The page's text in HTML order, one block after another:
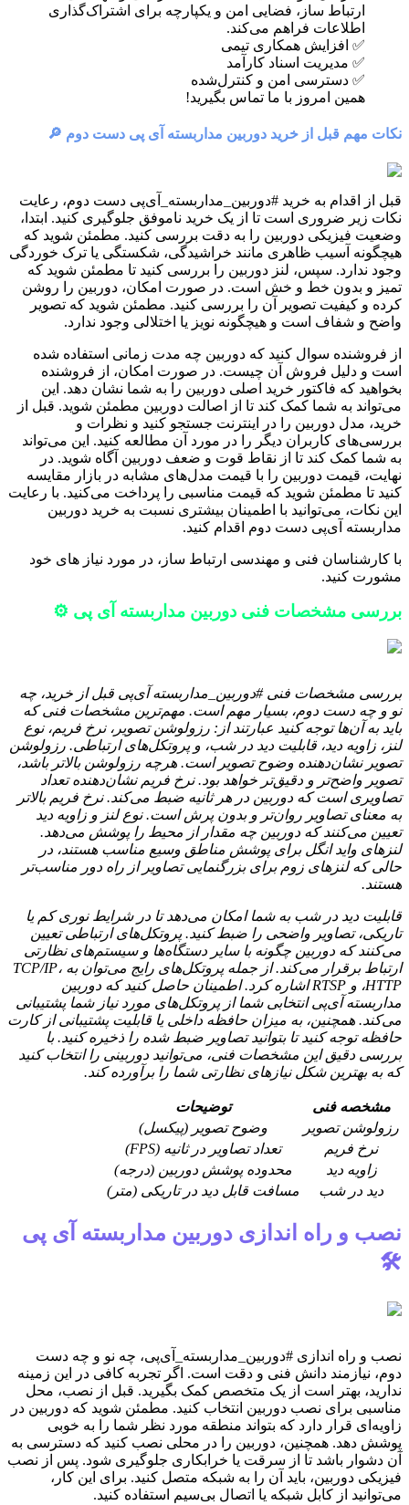
ارتباط ساز، فضایی امن و یکپارچه برای اشتراک‌گذاری
اطلاعات فراهم می‌کند.
✅ افزایش همکاری تیمی
✅ مدیریت اسناد کارآمد
✅ دسترسی امن و کنترل‌شده
همین امروز با ما تماس بگیرید!
نکات مهم قبل از خرید دوربین مداربسته آی پی دست دوم 🔎
قبل از اقدام به خرید #دوربین_مداربسته_آی‌پی دست دوم، رعایت
نکات زیر ضروری است تا از یک خرید ناموفق جلوگیری کنید. ابتدا،
وضعیت فیزیکی دوربین را به دقت بررسی کنید. مطمئن شوید که
هیچگونه آسیب ظاهری مانند خراشیدگی، شکستگی یا ترک خوردگی
وجود ندارد. سپس، لنز دوربین را بررسی کنید تا مطمئن شوید که
تمیز و بدون خط و خش است. در صورت امکان، دوربین را روشن
کرده و کیفیت تصویر آن را بررسی کنید. مطمئن شوید که تصویر
واضح و شفاف است و هیچگونه نویز یا اختلالی وجود ندارد.
از فروشنده سوال کنید که دوربین چه مدت زمانی استفاده شده
است و دلیل فروش آن چیست. در صورت امکان، از فروشنده
بخواهید که فاکتور خرید اصلی دوربین را به شما نشان دهد. این
می‌تواند به شما کمک کند تا از اصالت دوربین مطمئن شوید. قبل از
خرید، مدل دوربین را در اینترنت جستجو کنید و نظرات و
بررسی‌های کاربران دیگر را در مورد آن مطالعه کنید. این می‌تواند
به شما کمک کند تا از نقاط قوت و ضعف دوربین آگاه شوید. در
نهایت، قیمت دوربین را با قیمت مدل‌های مشابه در بازار مقایسه
کنید تا مطمئن شوید که قیمت مناسبی را پرداخت می‌کنید. با رعایت
این نکات، می‌توانید با اطمینان بیشتری نسبت به خرید دوربین
مداربسته آی‌پی دست دوم اقدام کنید.
با کارشناسان فنی و مهندسی ارتباط ساز، در مورد نیاز های خود
مشورت کنید.
بررسی مشخصات فنی دوربین مداربسته آی پی ⚙️
بررسی مشخصات فنی #دوربین_مداربسته آی‌پی قبل از خرید، چه
نو و چه دست دوم، بسیار مهم است. مهم‌ترین مشخصات فنی که
باید به آن‌ها توجه کنید عبارتند از: رزولوشن تصویر، نرخ فریم، نوع
لنز، زاویه دید، قابلیت دید در شب، و پروتکل‌های ارتباطی. رزولوشن
تصویر نشان‌دهنده وضوح تصویر است. هرچه رزولوشن بالاتر باشد،
تصویر واضح‌تر و دقیق‌تر خواهد بود. نرخ فریم نشان‌دهنده تعداد
تصاویری است که دوربین در هر ثانیه ضبط می‌کند. نرخ فریم بالاتر
به معنای تصاویر روان‌تر و بدون پرش است. نوع لنز و زاویه دید
تعیین می‌کنند که دوربین چه مقدار از محیط را پوشش می‌دهد.
لنزهای واید انگل برای پوشش مناطق وسیع مناسب هستند، در
حالی که لنزهای زوم برای بزرگنمایی تصاویر از راه دور مناسب‌تر
هستند.
قابلیت دید در شب به شما امکان می‌دهد تا در شرایط نوری کم یا
تاریکی، تصاویر واضحی را ضبط کنید. پروتکل‌های ارتباطی تعیین
می‌کنند که دوربین چگونه با سایر دستگاه‌ها و سیستم‌های نظارتی
ارتباط برقرار می‌کند. از جمله پروتکل‌های رایج می‌توان به TCP/IP،
HTTP، و RTSP اشاره کرد. اطمینان حاصل کنید که دوربین
مداربسته آی‌پی انتخابی شما از پروتکل‌های مورد نیاز شما پشتیبانی
می‌کند. همچنین، به میزان حافظه داخلی یا قابلیت پشتیبانی از کارت
حافظه توجه کنید تا بتوانید تصاویر ضبط شده را ذخیره کنید. با
بررسی دقیق این مشخصات فنی، می‌توانید دوربینی را انتخاب کنید
که به بهترین شکل نیازهای نظارتی شما را برآورده کند.
مشخصه فنی
توضیحات
رزولوشن تصویر
وضوح تصویر (پیکسل)
نرخ فریم
تعداد تصاویر در ثانیه (FPS)
زاویه دید
محدوده پوشش دوربین (درجه)
دید در شب
مسافت قابل دید در تاریکی (متر)
نصب و راه اندازی دوربین مداربسته آی پی
🛠️
نصب و راه اندازی #دوربین_مداربسته_آی‌پی، چه نو و چه دست
دوم، نیازمند دانش فنی و دقت است. اگر تجربه کافی در این زمینه
ندارید، بهتر است از یک متخصص کمک بگیرید. قبل از نصب، محل
مناسبی برای نصب دوربین انتخاب کنید. مطمئن شوید که دوربین در
زاویه‌ای قرار دارد که بتواند منطقه مورد نظر شما را به خوبی
پوشش دهد. همچنین، دوربین را در محلی نصب کنید که دسترسی به
آن دشوار باشد تا از سرقت یا خرابکاری جلوگیری شود. پس از نصب
فیزیکی دوربین، باید آن را به شبکه متصل کنید. برای این کار،
می‌توانید از کابل شبکه یا اتصال بی‌سیم استفاده کنید.